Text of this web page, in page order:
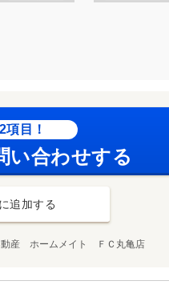
項目！
い合わせする
追加する
動産 ホームメイト ＦＣ丸亀店